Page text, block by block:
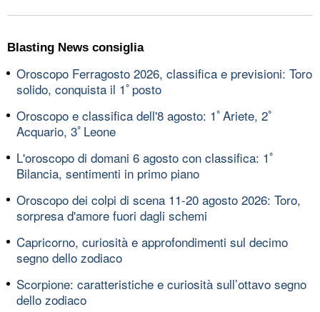
Blasting News consiglia
Oroscopo Ferragosto 2026, classifica e previsioni: Toro
solido, conquista il 1ﾟposto
Oroscopo e classifica dell'8 agosto: 1ﾟAriete, 2ﾟ
Acquario, 3ﾟLeone
L'oroscopo di domani 6 agosto con classifica: 1ﾟ
Bilancia, sentimenti in primo piano
Oroscopo dei colpi di scena 11-20 agosto 2026: Toro,
sorpresa d'amore fuori dagli schemi
Capricorno, curiosità e approfondimenti sul decimo
segno dello zodiaco
Scorpione: caratteristiche e curiosità sull’ottavo segno
dello zodiaco